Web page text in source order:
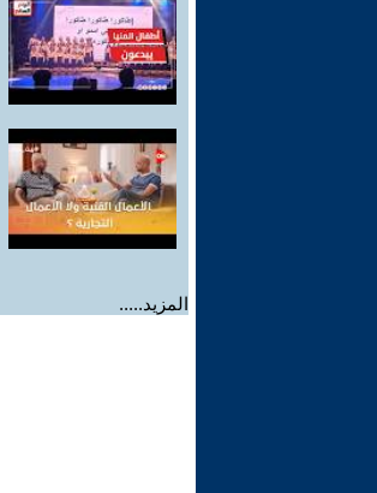
المزيد.....